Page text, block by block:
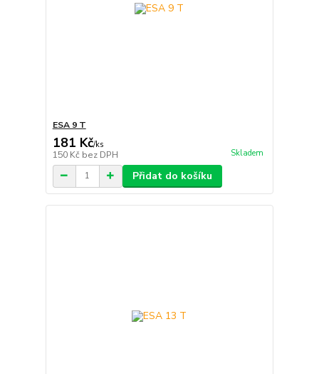
ESA 9 T
181 Kč/ks
150 Kč bez DPH Skladem
Přidat do košíku